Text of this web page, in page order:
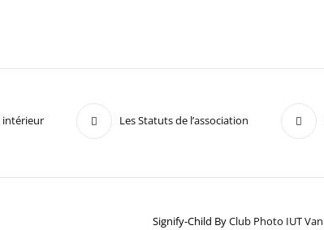
intérieur Les Statuts de l’association
Signify-Child ByClub Photo IUT